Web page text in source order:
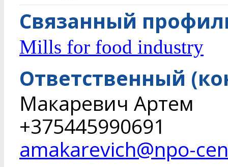
Связанный
Mills for food industry
Ответственный
Макаревич Артем
+375445990691
amakarevich@npo-